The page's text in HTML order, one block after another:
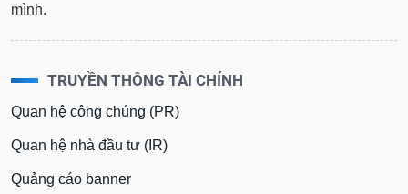
mình.
TRUYỀN THÔNG TÀI CHÍNH
Quan hệ công chúng (PR)
Quan hệ nhà đầu tư (IR)
Quảng cáo banner